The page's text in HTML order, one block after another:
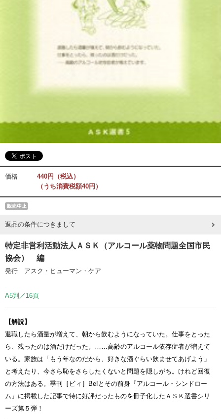
価格
440円（税込）
（うち消費税額40円）
返品の条件につきまして
特定非営利活動法人ＡＳＫ（アルコール薬物問題全国市民
協会） 編
発行 アスク・ヒューマン・ケア
A5判／16頁
【解説】
退職したら酒量が増えて、朝から飲むようになっていた。仕事をとった
ら、残ったのは酒だけだった。……高齢のアルコール依存症者が増えて
いる。家族は「もう年なのだから、好きな酒ぐらい飲ませてあげよう」
と考えたり、今さら恥をさらしたくないと問題を隠しがち。けれど回復
の方法はある。季刊［ビィ］Be!とその前身『アルコール・シンドロー
ム』に掲載した記事で特に好評だったものを冊子化したＡＳＫ選書シリ
ーズ第５弾！